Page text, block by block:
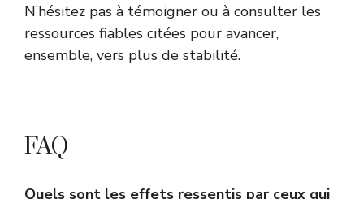
N’hésitez pas à témoigner ou à consulter les
ressources fiables citées pour avancer,
ensemble, vers plus de stabilité.
FAQ
Quels sont les effets ressentis par ceux qui